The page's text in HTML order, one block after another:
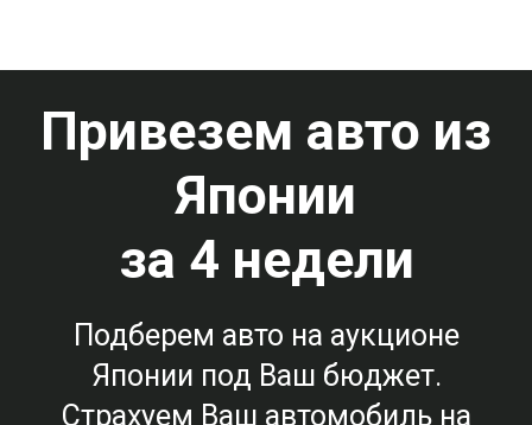
Привезем авто из
Японии
за 4 недели
Подберем авто на аукционе
Японии под Ваш бюджет.
Страхуем Ваш автомобиль на